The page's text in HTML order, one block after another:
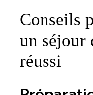
Conseils
un séjour
réussi